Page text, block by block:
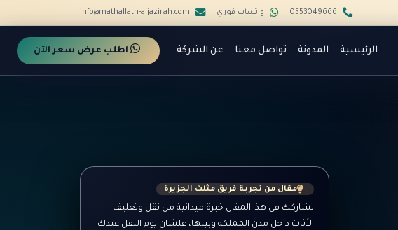
0553049666 واتساب فوري info@mathallath-aljazirah.com
الرئيسية المدونة تواصل معنا عن الشركة اطلب عرض سعر الآن
مقال من تجربة فريق مثلث الجزيرة
نشاركك في هذا المقال خبرة ميدانية من نقل وتغليف
الأثاث داخل مدن المملكة وبينها، علشان يوم النقل عندك